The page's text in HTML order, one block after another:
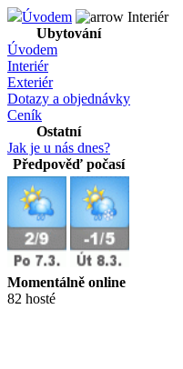
Úvodem
Interiér
Ubytování
Úvodem
Interiér
Exteriér
Dotazy a objednávky
Ceník
Ostatní
Jak je u nás dnes?
Předpověď počasí
Momentálně online
82 hosté